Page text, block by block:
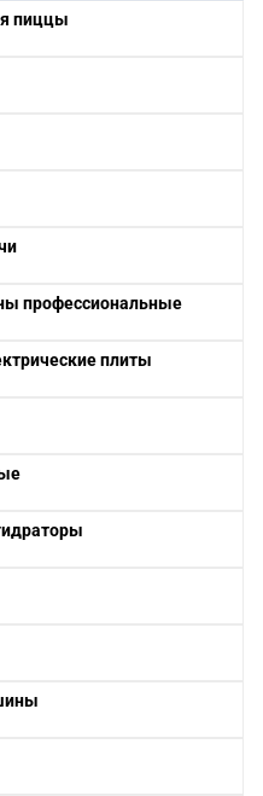
пиццы
профессиональные
плиты